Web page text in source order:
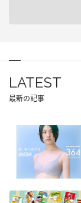
LATEST
最新の記事